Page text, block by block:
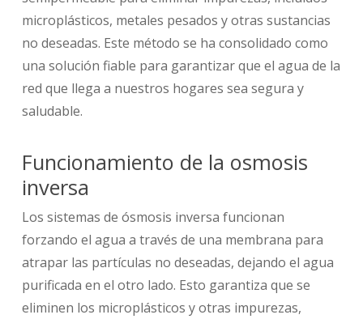
microplásticos, metales pesados ​​y otras sustancias
no deseadas. Este método se ha consolidado como
una solución fiable para garantizar que el agua de la
red que llega a nuestros hogares sea segura y
saludable.
Funcionamiento de la osmosis
inversa
Los sistemas de ósmosis inversa funcionan
forzando el agua a través de una membrana para
atrapar las partículas no deseadas, dejando el agua
purificada en el otro lado. Esto garantiza que se
eliminen los microplásticos y otras impurezas,